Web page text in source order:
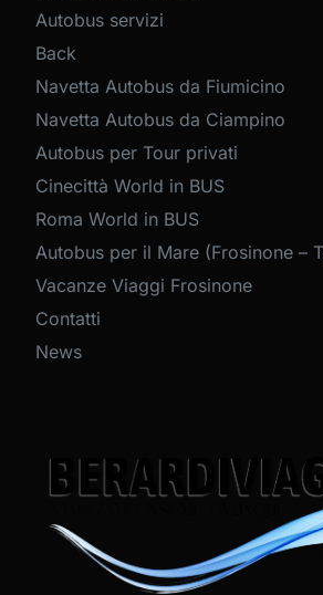
Autobus servizi
Back
Navetta Autobus da Fiumicino
Navetta Autobus da Ciampino
Autobus per Tour privati
Cinecittà World in BUS
Roma World in BUS
Autobus per il Mare (Frosinone –
Vacanze Viaggi Frosinone
Contatti
News